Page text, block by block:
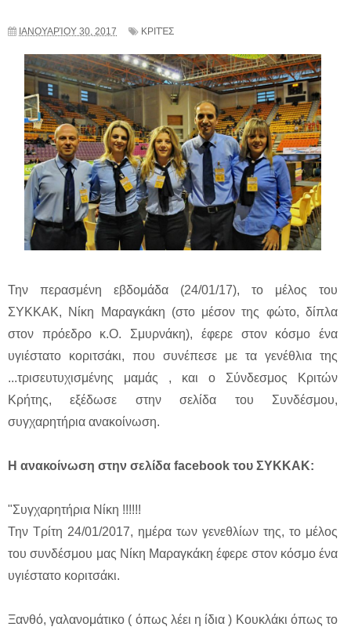
ΙΑΝΟΥΑΡΊΟΥ 30, 2017 ΚΡΙΤΈΣ
Την περασμένη εβδομάδα (24/01/17), το μέλος του
ΣΥΚΚΑΚ, Νίκη Μαραγκάκη (στο μέσον της φώτο, δίπλα
στον πρόεδρο κ.Ο. Σμυρνάκη), έφερε στον κόσμο ένα
υγιέστατο κοριτσάκι, που συνέπεσε με τα γενέθλια της
...τρισευτυχισμένης μαμάς , και ο Σύνδεσμος Κριτών
Κρήτης, εξέδωσε στην σελίδα του Συνδέσμου,
συγχαρητήρια ανακοίνωση.
Η ανακοίνωση στην σελίδα facebook του ΣΥΚΚΑΚ:
"Συγχαρητήρια Νίκη !!!!!!
Την Τρίτη 24/01/2017, ημέρα των γενεθλίων της, το μέλος
του συνδέσμου μας Νίκη Μαραγκάκη έφερε στον κόσμο ένα
υγιέστατο κοριτσάκι.
Ξανθό, γαλανομάτικο ( όπως λέει η ίδια ) Κουκλάκι όπως το